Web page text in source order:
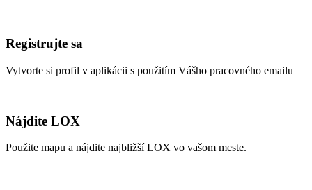
Registrujte sa
Vytvorte si profil v aplikácii s použitím Vášho pracovného emailu
Nájdite LOX
Použite mapu a nájdite najbližší LOX vo vašom meste.